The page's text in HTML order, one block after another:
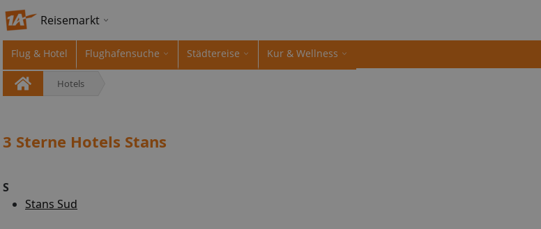
Reisemarkt
Flug & Hotel Flughafensuche Städtereise Kur & Wellness
Hotels
3 Sterne Hotels Stans
S
Stans Sud